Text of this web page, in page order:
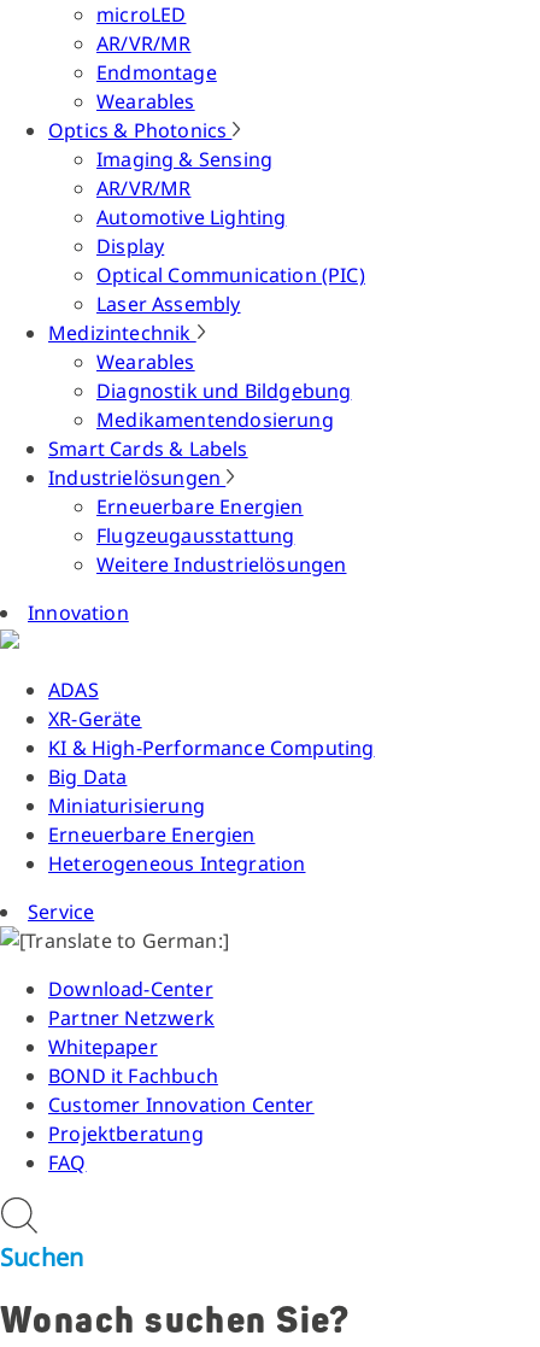
microLED
AR/VR/MR
Endmontage
Wearables
Optics & Photonics
Imaging & Sensing
AR/VR/MR
Automotive Lighting
Display
Optical Communication (PIC)
Laser Assembly
Medizintechnik
Wearables
Diagnostik und Bildgebung
Medikamentendosierung
Smart Cards & Labels
Industrielösungen
Erneuerbare Energien
Flugzeugausstattung
Weitere Industrielösungen
Innovation
ADAS
XR-Geräte
KI & High-Performance Computing
Big Data
Miniaturisierung
Erneuerbare Energien
Heterogeneous Integration
Service
Download-Center
Partner Netzwerk
Whitepaper
BOND it Fachbuch
Customer Innovation Center
Projektberatung
FAQ
Suchen
Wonach suchen Sie?